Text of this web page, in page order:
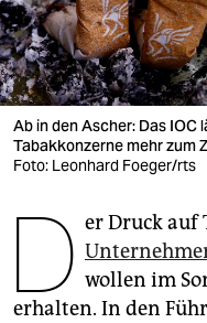
verlag
verlag
veranstaltungen
shop
unterstützen
Ab in den Ascher: Das IOC
Tabakkonzerne mehr zum
Foto: Leonhard Foeger/rts
D er Druck auf
wollen im
erhalten. In den